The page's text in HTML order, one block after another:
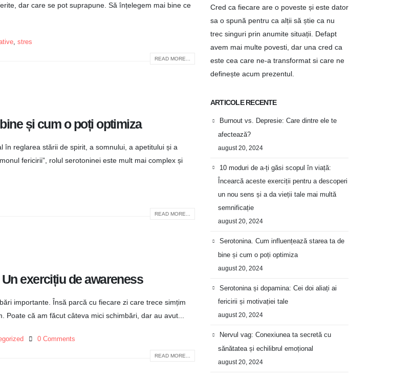
dar care se pot suprapune. Să înțelegem mai bine ce
, stres
READ MORE...
și cum o poți optimiza
reglarea stării de spirit, a somnului, a apetitului și a
fericirii”, rolul serotoninei este mult mai complex și
READ MORE...
exercițiu de awareness
importante. Însă parcă cu fiecare zi care trece simțim
că am făcut câteva mici schimbări, dar au avut...
0 Comments
READ MORE...
Cred ca fiecare are o poveste și este dator
sa o spună pentru ca alții să știe ca nu
trec singuri prin anumite situații. Defapt
avem mai multe povesti, dar una cred ca
este cea care ne-a transformat si care ne
definește acum prezentul.
ARTICOLE RECENTE
Burnout vs. Depresie: Care dintre ele te
afectează?
august 20, 2024
10 moduri de a-ți găsi scopul în viață:
Încearcă aceste exerciții pentru a descoperi
un nou sens și a da vieții tale mai multă
semnificație
august 20, 2024
Serotonina. Cum influențează starea ta de
bine și cum o poți optimiza
august 20, 2024
Serotonina și dopamina: Cei doi aliați ai
fericirii și motivației tale
august 20, 2024
Nervul vag: Conexiunea ta secretă cu
sănătatea și echilibrul emoțional
august 20, 2024